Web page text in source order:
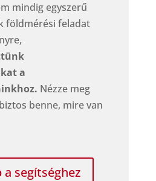
mindig egyszerű
földmérési feladat
a
Nézze meg
benne, mire van
a segítséghez